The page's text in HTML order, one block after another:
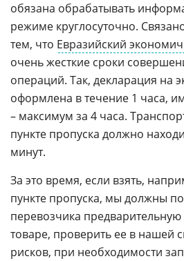
обязана обрабатывать
режиме круглосуточно.
тем, что Евразийский
очень жесткие сроки
операций. Так, декларация на
оформлена в течение 1 часа,
– максимум за 4 часа.
пункте пропуска должно
минут.
За это время, если взять,
пункте пропуска, мы должны
перевозчика
товаре, проверить ее в нашей
рисков, при необходимости